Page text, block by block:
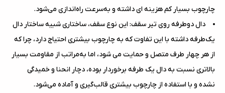
چارچوب بسیار کم هزینه ای داشته و به‌سرعت راه‌اندازی می‌شود.
دال دوطرفه روی تیر سقف: این نوع سقف، ساختاری شبیه ساختار دال
یک‌طرفه داشته با این تفاوت که به چارچوب بیشتری احتیاج دارد، چرا که
از هر چهار طرف متصل و حمایت می شود، اما به‌مراتب از مقاومت بسیار
بالاتری نسبت به دال یک طرفه برخوردار بوده، دچار انحنا و خمیدگی
نشده و با استفاده از چارچوب بیشتری قالب‌گیری و آماده می‌شود.